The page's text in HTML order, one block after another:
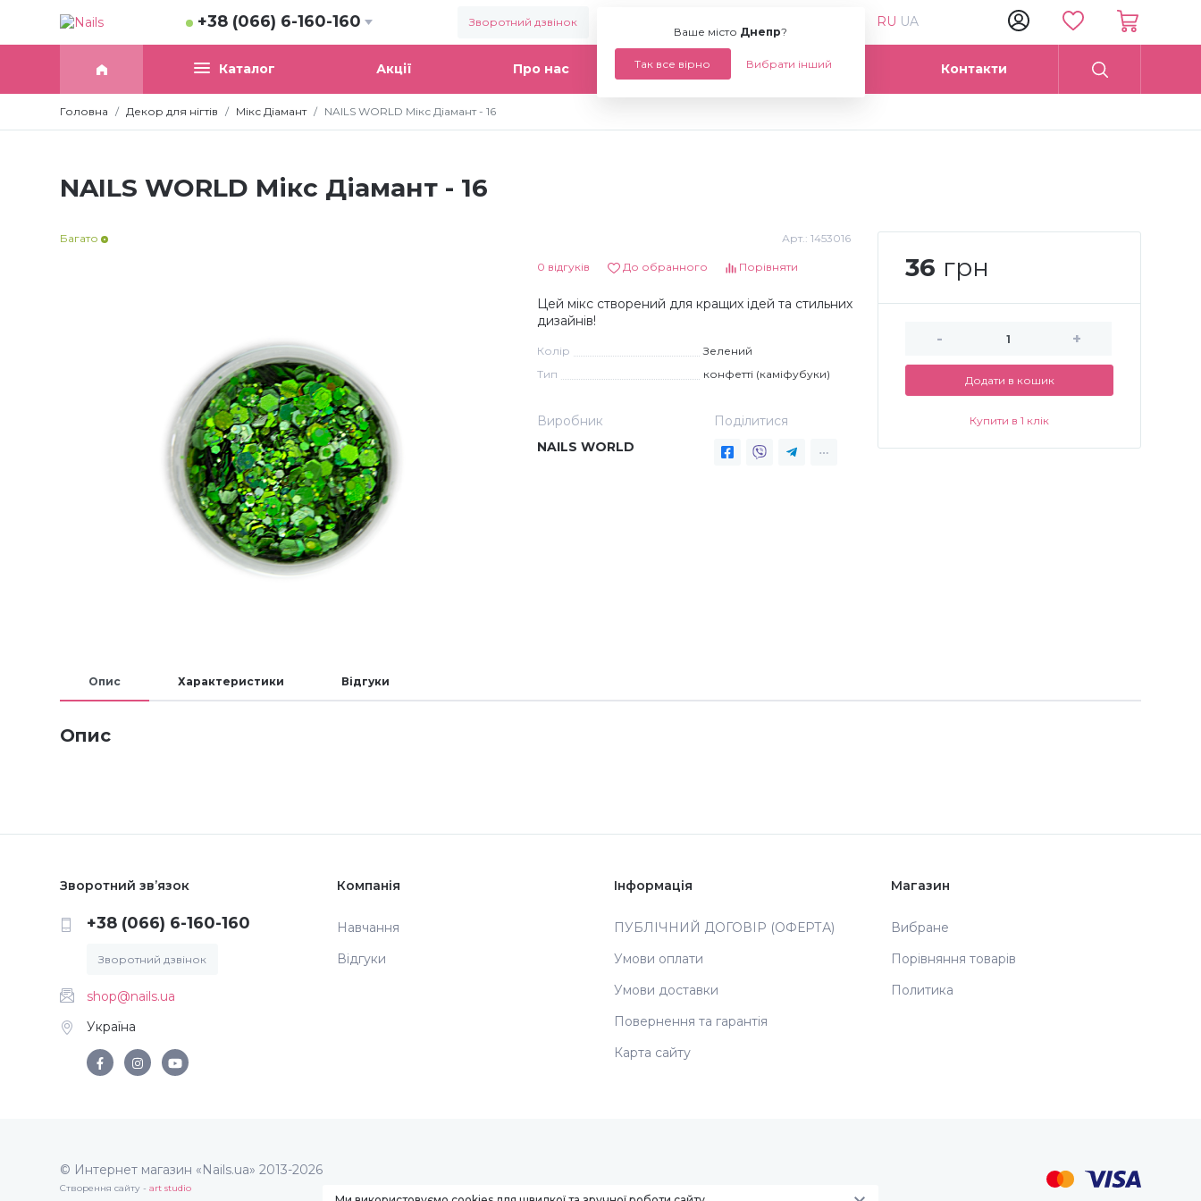
+38 (066) 6-160-160 Зворотний дзвінок
Ваше місто Днепр?
Так все вірно Вибрати інший
RU UA
Каталог Акції Про нас Статті Опт Контакти
Головна Декор для нігтів Мікс Діамант NAILS WORLD Мікс Діамант - 16
NAILS WORLD Мікс Діамант - 16
Багато Арт.: 1453016
0 відгуків До обранного Порівняти
Цей мікс створений для кращих ідей та стильних
дизайнів!
Колір
Зелений
Тип
конфетті (каміфубуки)
Виробник
NAILS WORLD
Поділитися
36 грн
- +
Додати в кошик
Купити в 1 клік
Опис Характеристики Відгуки
Опис
Зворотний зв’язок
+38 (066) 6-160-160
Зворотний дзвінок
shop@nails.ua
Україна
Компанія
Навчання
Відгуки
Інформація
ПУБЛІЧНИЙ ДОГОВІР (ОФЕРТА)
Умови оплати
Умови доставки
Повернення та гарантія
Карта сайту
Магазин
Вибране
Порівняння товарів
Политика
© Интернет магазин «Nails.ua» 2013-2026
Створення сайту - art studio